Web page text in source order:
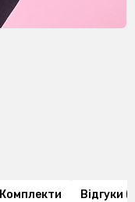
Комплекти Відгуки